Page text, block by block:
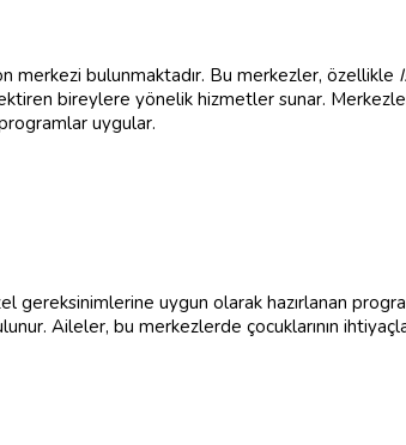
bulunmaktadır. Bu merkezler, özellikle
bireylere yönelik hizmetler sunar.
uygular.
gereksinimlerine uygun olarak hazırlanan
Aileler, bu merkezlerde çocuklarının